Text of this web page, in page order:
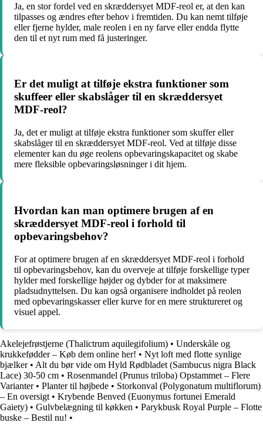
Ja, en stor fordel ved en skræddersyet MDF-reol er, at den kan
tilpasses og ændres efter behov i fremtiden. Du kan nemt tilføje
eller fjerne hylder, male reolen i en ny farve eller endda flytte
den til et nyt rum med få justeringer.
Er det muligt at tilføje ekstra funktioner som
skuffeer eller skabslåger til en skræddersyet
MDF-reol?
Ja, det er muligt at tilføje ekstra funktioner som skuffer eller
skabslåger til en skræddersyet MDF-reol. Ved at tilføje disse
elementer kan du øge reolens opbevaringskapacitet og skabe
mere fleksible opbevaringsløsninger i dit hjem.
Hvordan kan man optimere brugen af en
skræddersyet MDF-reol i forhold til
opbevaringsbehov?
For at optimere brugen af en skræddersyet MDF-reol i forhold
til opbevaringsbehov, kan du overveje at tilføje forskellige typer
hylder med forskellige højder og dybder for at maksimere
pladsudnyttelsen. Du kan også organisere indholdet på reolen
med opbevaringskasser eller kurve for en mere struktureret og
visuel appel.
Akelejefrøstjerne (Thalictrum aquilegifolium) • Underskåle og
krukkefødder – Køb dem online her! • Nyt loft med flotte synlige
bjælker• Alt du bør vide om Hyld Rødbladet (Sambucus nigra Black
Lace) 30-50 cm • Rosenmandel (Prunus triloba) Opstammet – Flere
Varianter• Planter til højbede • Storkonval (Polygonatum multiflorum)
– En oversigt • Krybende Benved (Euonymus fortunei Emerald
Gaiety) • Gulvbelægning til køkken • Parykbusk Royal Purple – Flotte
buske – Bestil nu! •